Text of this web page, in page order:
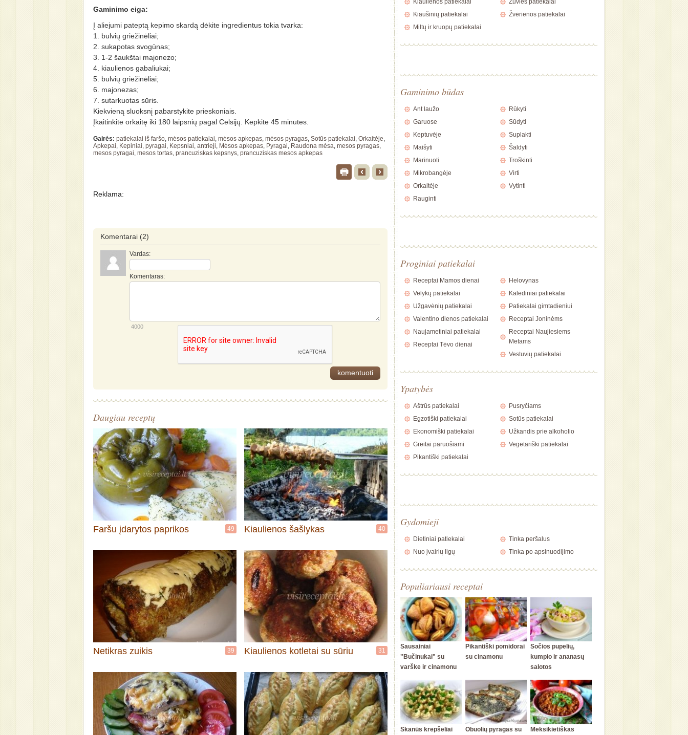
Gaminimo eiga:
Į aliejumi pateptą kepimo skardą dėkite ingredientus tokia tvarka:
1. bulvių griežinėliai;
2. sukapotas svogūnas;
3. 1-2 šaukštai majonezo;
4. kiaulienos gabaliukai;
5. bulvių griežinėliai;
6. majonezas;
7. sutarkuotas sūris.
Kiekvieną sluoksnį pabarstykite prieskoniais.
Įkaitinkite orkaitę iki 180 laipsnių pagal Celsijų. Kepkite 45 minutes.
Gairės: patiekalai iš faršo, mėsos patiekalai, mėsos apkepas, mėsos pyragas, Sotūs patiekalai, Orkaitėje,
Apkepai, Kepiniai, pyragai, Kepsniai, antrieji, Mėsos apkepas, Pyragai, Raudona mėsa, mesos pyragas,
mesos pyragai, mesos tortas, prancuziskas kepsnys, prancuziskas mesos apkepas
Reklama:
Komentarai (2)
Vardas:
Komentaras:
4000
Daugiau receptų
Faršu įdarytos paprikos 49 Kiaulienos šašlykas 40
Netikras zuikis 39 Kiaulienos kotletai su sūriu 31
Kiaulienos patiekalai
Kiaušinių patiekalai
Miltų ir kruopų patiekalai
Žuvies patiekalai
Žvėrienos patiekalai
Gaminimo būdas
Ant laužo
Garuose
Keptuvėje
Maišyti
Marinuoti
Mikrobangėje
Orkaitėje
Rauginti
Rūkyti
Sūdyti
Suplakti
Šaldyti
Troškinti
Virti
Vytinti
Proginiai patiekalai
Receptai Mamos dienai
Velykų patiekalai
Užgavėnių patiekalai
Valentino dienos patiekalai
Naujametiniai patiekalai
Receptai Tėvo dienai
Helovynas
Kalėdiniai patiekalai
Patiekalai gimtadieniui
Receptai Joninėms
Receptai Naujiesiems
Metams
Vestuvių patiekalai
Ypatybės
Aštrūs patiekalai
Egzotiški patiekalai
Ekonomiški patiekalai
Greitai paruošiami
Pikantiški patiekalai
Pusryčiams
Sotūs patiekalai
Užkandis prie alkoholio
Vegetariški patiekalai
Gydomieji
Dietiniai patiekalai
Nuo įvairių ligų
Tinka peršalus
Tinka po apsinuodijimo
Populiariausi receptai
Sausainiai
"Bučinukai" su
varške ir cinamonu
Pikantiški pomidorai
su cinamonu
Sočios pupelių,
kumpio ir ananasų
salotos
Skanūs krepšeliai
Obuolių pyragas su
Meksikietiškas